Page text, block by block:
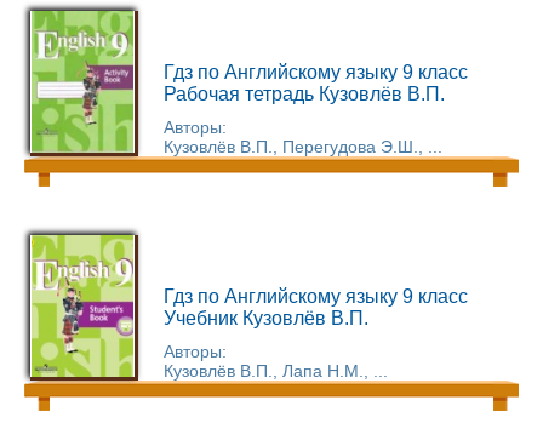
Гдз по Английскому языку 9 класс
Рабочая тетрадь Кузовлёв В.П.
Авторы:
Кузовлёв В.П., Перегудова Э.Ш., ...
Гдз по Английскому языку 9 класс
Учебник Кузовлёв В.П.
Авторы:
Кузовлёв В.П., Лапа Н.М., ...